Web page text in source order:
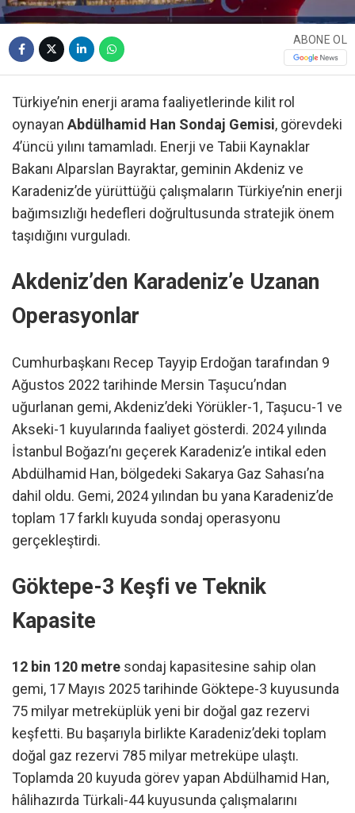
ABONE OL
Türkiye’nin enerji arama faaliyetlerinde kilit rol
oynayan Abdülhamid Han Sondaj Gemisi, görevdeki
4’üncü yılını tamamladı. Enerji ve Tabii Kaynaklar
Bakanı Alparslan Bayraktar, geminin Akdeniz ve
Karadeniz’de yürüttüğü çalışmaların Türkiye’nin enerji
bağımsızlığı hedefleri doğrultusunda stratejik önem
taşıdığını vurguladı.
Akdeniz’den Karadeniz’e Uzanan
Operasyonlar
Cumhurbaşkanı Recep Tayyip Erdoğan tarafından 9
Ağustos 2022 tarihinde Mersin Taşucu’ndan
uğurlanan gemi, Akdeniz’deki Yörükler-1, Taşucu-1 ve
Akseki-1 kuyularında faaliyet gösterdi. 2024 yılında
İstanbul Boğazı’nı geçerek Karadeniz’e intikal eden
Abdülhamid Han, bölgedeki Sakarya Gaz Sahası’na
dahil oldu. Gemi, 2024 yılından bu yana Karadeniz’de
toplam 17 farklı kuyuda sondaj operasyonu
gerçekleştirdi.
Göktepe-3 Keşfi ve Teknik
Kapasite
12 bin 120 metre sondaj kapasitesine sahip olan
gemi, 17 Mayıs 2025 tarihinde Göktepe-3 kuyusunda
75 milyar metreküplük yeni bir doğal gaz rezervi
keşfetti. Bu başarıyla birlikte Karadeniz’deki toplam
doğal gaz rezervi 785 milyar metreküpe ulaştı.
Toplamda 20 kuyuda görev yapan Abdülhamid Han,
hâlihazırda Türkali-44 kuyusunda çalışmalarını